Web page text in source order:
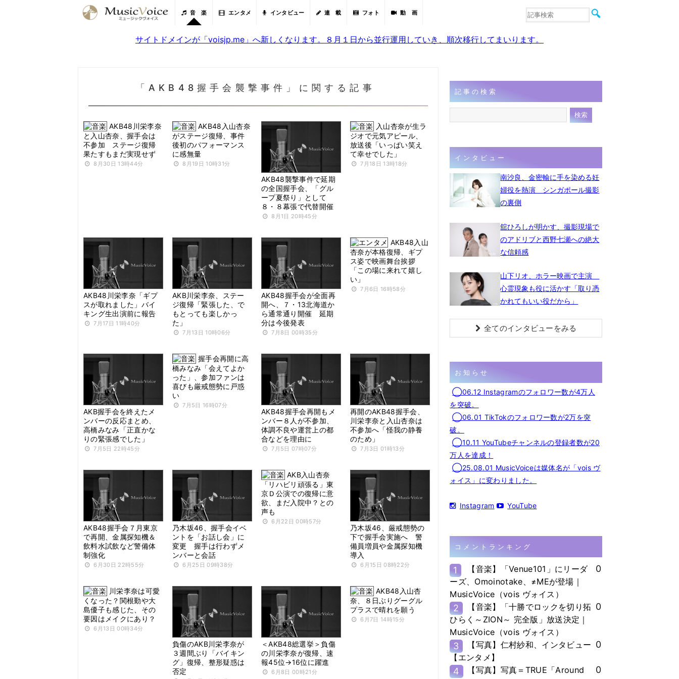
音 楽 エンタメ インタビュー 連 載 フォト 動 画
音楽
サイトドメインが「voisjp.me」へ新しくなります。８月１日から並行運用していき、順次移行してまいります。
「AKB48握手会襲撃事件」に関する記事
AKB48川栄李奈
と入山杏奈、握手会は
不参加 ステージ復帰
果たすもまだ実現せず
8月30日 13時44分
AKB48入山杏奈
がステージ復帰、事件
後初のパフォーマンス
に感無量
8月19日 10時31分
AKB48襲撃事件で延期
の全国握手会、「グル
ープ夏祭り」として
８・８幕張で代替開催
8月1日 20時45分
入山杏奈が生ラ
ジオで元気アピール、
放送後「いっぱい笑え
て幸せでした」
7月18日 13時18分
AKB48川栄李奈「ギプ
スが取れました」バイ
キング生出演前に報告
7月17日 11時40分
AKB川栄李奈、ステー
ジ復帰「緊張した、で
もとっても楽しかっ
た」
7月13日 10時06分
AKB48握手会が全面再
開へ、７・13北海道か
ら通常通り開催 延期
分は今後発表
7月8日 00時35分
AKB48入山
杏奈が本格復帰、ギプ
ス姿で映画舞台挨拶
「この場に来れて嬉し
い」
7月6日 16時58分
AKB握手会を終えたメ
ンバーの反応まとめ、
高橋みなみ「正直かな
りの緊張感でした」
7月5日 22時45分
握手会再開に高
橋みなみ「会えてよか
った」、参加ファンは
喜びも厳戒態勢に戸惑
い
7月5日 16時07分
AKB48握手会再開もメ
ンバー８人が不参加、
体調不良や運営上の都
合などを理由に
7月5日 07時07分
再開のAKB48握手会、
川栄李奈と入山杏奈は
不参加へ「怪我の静養
のため」
7月3日 01時13分
AKB48握手会７月東京
で再開、金属探知機＆
飲料水試飲など警備体
制強化
6月30日 22時55分
乃木坂46、握手会イベ
ントを「お話し会」に
変更 握手は行わずメ
ンバーと会話
6月25日 09時38分
AKB入山杏奈
「リハビリ頑張る」東
京Ｄ公演での復帰に意
欲、まだ入院中？との
声も
6月22日 00時57分
乃木坂46、厳戒態勢の
下で握手会実施へ 警
備員増員や金属探知機
導入
6月15日 08時22分
川栄李奈は可愛
くなった？関根勤や大
島優子も感じた、その
要因はメイクにあり？
6月13日 00時34分
負傷のAKB川栄李奈が
３週間ぶり「バイキン
グ」復帰、整形疑惑は
否定
＜AKB48総選挙＞負傷
の川栄李奈が復帰、速
報45位→16位に躍進
6月8日 00時21分
AKB48入山杏
奈、８日ぶりグーグル
プラスで晴れを願う
6月7日 14時15分
記事の検索
インタビュー
南沙良、金密輸に手を染める妊
婦役を熱演 シンガポール撮影
の裏側
舘ひろしが明かす、撮影現場で
のアドリブと西野七瀬への絶大
な信頼感
山下リオ、ホラー映画で主演
心霊現象も役に活かす「取り憑
かれてもいい役だから」
全てのインタビューをみる
お知らせ
◯06.12 Instagramのフォロワー数が4万人
を突破。
◯06.01 TikTokのフォロワー数が2万を突
破。
◯10.11 YouTubeチャンネルの登録者数が20
万人を達成！
◯25.08.01 MusicVoiceは媒体名が「vois ヴ
ォイス」に変わりました。
Instagram YouTube
コメントランキング
1
【音楽】「Venue101」にリーダ
ーズ、Omoinotake、≠MEが登場｜
MusicVoice（vois ヴォイス）
0
2
【音楽】「十勝でロックを切り拓
ひらく～ZION～ 完全版」放送決定｜
MusicVoice（vois ヴォイス）
0
3
【写真】仁村紗和、インタビュー
【エンタメ】
0
4
【写真】写真＝TRUE「Around
0